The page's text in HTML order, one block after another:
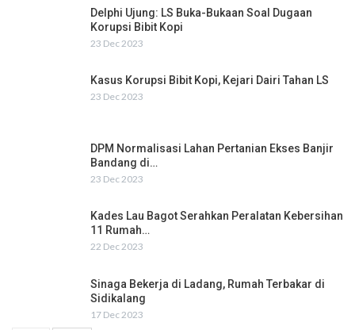
Delphi Ujung: LS Buka-Bukaan Soal Dugaan
Korupsi Bibit Kopi
23 Dec 2023
Kasus Korupsi Bibit Kopi, Kejari Dairi Tahan LS
23 Dec 2023
DPM Normalisasi Lahan Pertanian Ekses Banjir
Bandang di…
23 Dec 2023
Kades Lau Bagot Serahkan Peralatan Kebersihan
11 Rumah…
22 Dec 2023
Sinaga Bekerja di Ladang, Rumah Terbakar di
Sidikalang
17 Dec 2023